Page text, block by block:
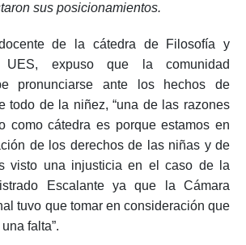
sus posicionamientos.
de la cátedra de Filosofía y
expuso que la comunidad
pronunciarse ante los hechos de
todo de la niñez, “una de las razones
como cátedra es porque estamos en
de los derechos de las niñas y de
visto una injusticia en el caso de la
Escalante ya que la Cámara
tuvo que tomar en consideración que
falta”.